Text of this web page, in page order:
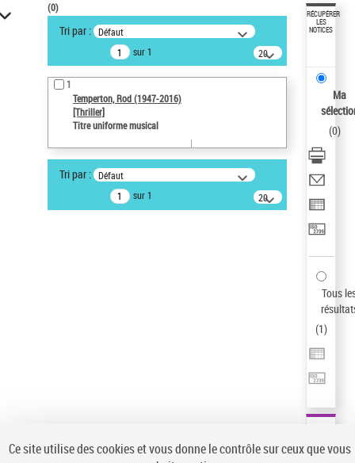
VOTRE RECHERCHE
Recherche avancée dans les
notices d’autorité
Œuvres liées à l'auteur :
Temperton, Rod (1947-2016)
Sauvegarder votre recherche
AFFINER
Type de notice d'autorité
(0)
Tri par : Défaut
sur 1
20
résultats/page
1
Temperton, Rod (1947-2016)
[Thriller]
Titre uniforme musical
Tri par : Défaut
sur 1
20
résultats/page
RÉCUPÉRER
LES
NOTICES
Ma
(0)
Tous
(1)
Ce site utilise des cookies et vous donne le contrôle sur ceux que vous